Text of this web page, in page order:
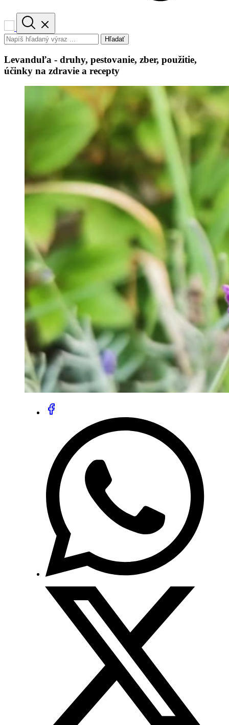
Hľadať
Levanduľa - druhy, pestovanie, zber, použitie,
účinky na zdravie a recepty